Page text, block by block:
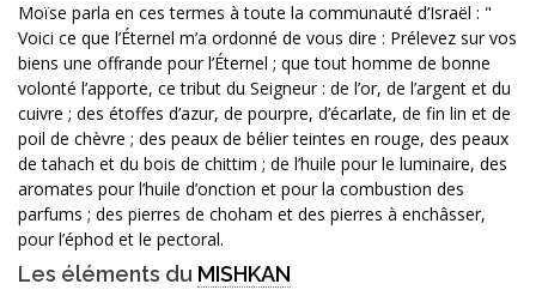
Moïse parla en ces termes à toute la communauté d’Israël : "
Voici ce que l’Éternel m’a ordonné de vous dire : Prélevez sur vos
biens une offrande pour l’Éternel ; que tout homme de bonne
volonté l’apporte, ce tribut du Seigneur : de l’or, de l’argent et du
cuivre ; des étoffes d’azur, de pourpre, d’écarlate, de fin lin et de
poil de chèvre ; des peaux de bélier teintes en rouge, des peaux
de tahach et du bois de chittim ; de l’huile pour le luminaire, des
aromates pour l’huile d’onction et pour la combustion des
parfums ; des pierres de choham et des pierres à enchâsser,
pour l’éphod et le pectoral.
Les éléments du MISHKAN